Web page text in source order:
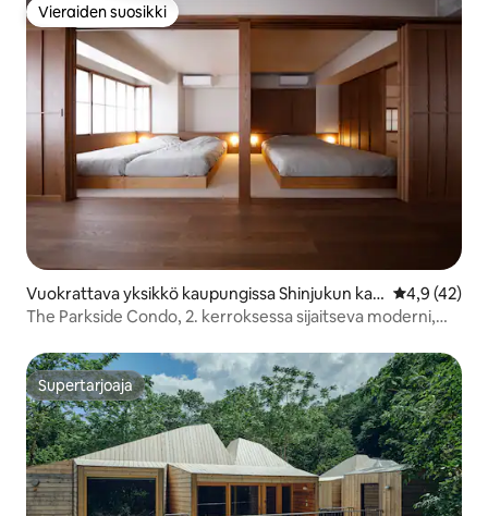
Vieraiden suosikki
Vieraiden suosikki
Vuokrattava yksikkö kaupungissa Shinjukun kau
punki
4,9 (42)
The Parkside Condo, 2. kerroksessa sijaitseva moderni,
Supertarjoaja
Supertarjoaja